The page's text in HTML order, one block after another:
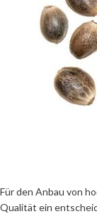
Für den Anbau von
Qualität ein